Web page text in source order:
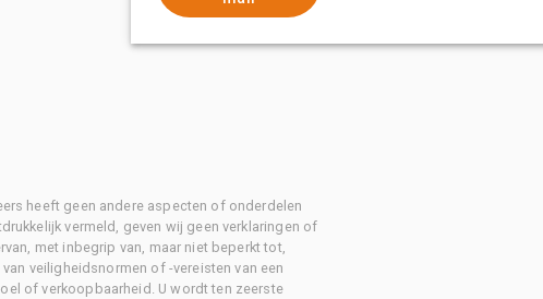
heeft geen andere aspecten of onderdelen
vermeld, geven wij geen verklaringen of
met inbegrip van, maar niet beperkt tot,
veiligheidsnormen of -vereisten van een
of verkoopbaarheid. U wordt ten zeerste